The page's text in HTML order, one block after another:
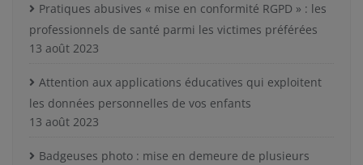
Pratiques abusives « mise en conformité RGPD » : les
professionnels de santé parmi les victimes préférées
13 août 2023
Attention aux applications éducatives qui exploitent
les données personnelles de vos enfants
13 août 2023
Badgeuses photo : mise en demeure de plusieurs